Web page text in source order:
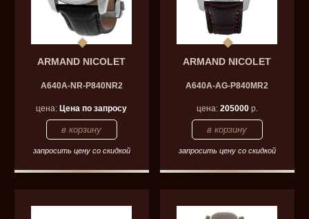
ARMAND NICOLET
A640A-NR-P840NR2
цена: Цена по запросу
запросить цену со скидкой
ARMAND NICOLET
A640A-AG-P840MR2
цена: 205000р.
запросить цену со скидкой